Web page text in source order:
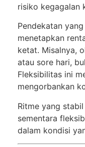
risiko kegagalan
Pendekatan
menetapkan
ketat. Misalnya,
atau sore hari,
Fleksibilitas ini
mengorbankan
Ritme yang
sementara
dalam kondisi